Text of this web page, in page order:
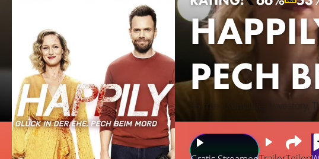
PECH
96 min · Komödie, Lovestory,